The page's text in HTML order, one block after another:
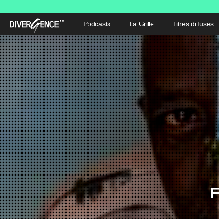
Podcasts La Grille Titres diffusés